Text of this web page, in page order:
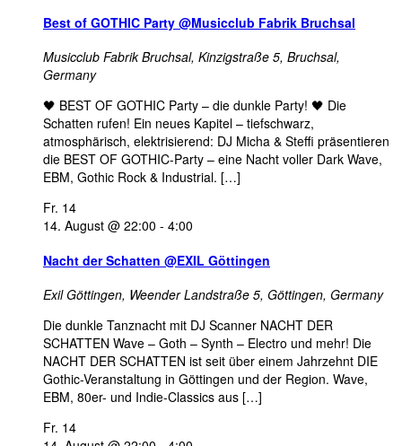
Best of GOTHIC Party @Musicclub Fabrik Bruchsal
Musicclub Fabrik Bruchsal, Kinzigstraße 5, Bruchsal,
Germany
🖤 BEST OF GOTHIC Party – die dunkle Party! 🖤 Die
Schatten rufen! Ein neues Kapitel – tiefschwarz,
atmosphärisch, elektrisierend: DJ Micha & Steffi präsentieren
die BEST OF GOTHIC-Party – eine Nacht voller Dark Wave,
EBM, Gothic Rock & Industrial. […]
Fr. 14
14. August @ 22:00 - 4:00
Nacht der Schatten @EXIL Göttingen
Exil Göttingen, Weender Landstraße 5, Göttingen, Germany
Die dunkle Tanznacht mit DJ Scanner NACHT DER
SCHATTEN Wave – Goth – Synth – Electro und mehr! Die
NACHT DER SCHATTEN ist seit über einem Jahrzehnt DIE
Gothic-Veranstaltung in Göttingen und der Region. Wave,
EBM, 80er- und Indie-Classics aus […]
Fr. 14